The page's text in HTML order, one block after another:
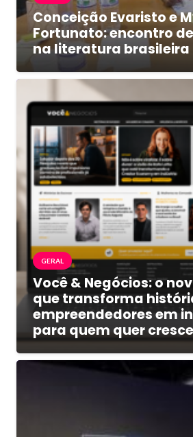
Conceição Evaristo e
Fortunato: encontro
na literatura brasileira
GERAL
Você & Negócios: o
que transforma
empreendedores em
para quem quer